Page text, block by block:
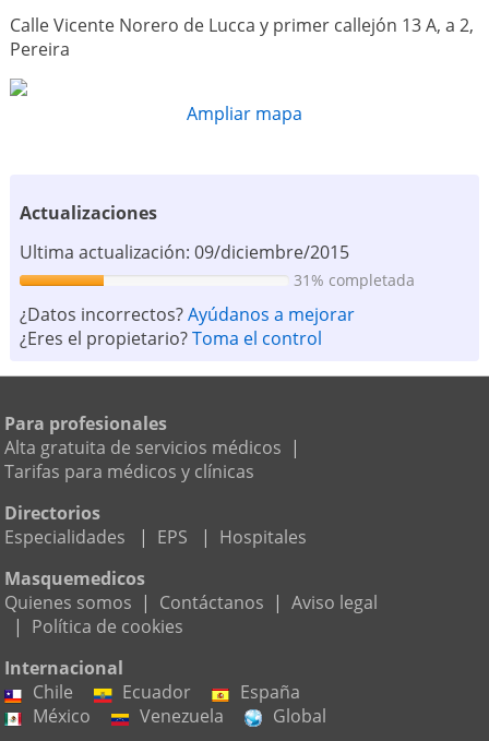
Calle Vicente Norero de Lucca y primer callejón 13 A, a 2,
Pereira
Ampliar mapa
Actualizaciones
Ultima actualización: 09/diciembre/2015
31% completada
¿Datos incorrectos?Ayúdanos a mejorar
¿Eres el propietario?Toma el control
Para profesionales
Alta gratuita de servicios médicos |
Tarifas para médicos y clínicas
Directorios
Especialidades
| EPS | Hospitales
Masquemedicos
Quienes somos | Contáctanos | Aviso legal
| Política de cookies
Internacional
Chile
Ecuador
España
México
Venezuela Global